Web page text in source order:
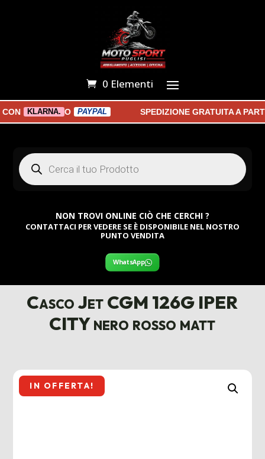
0 Elementi
KLARNA. O PAYPAL SPEDIZIONE GRATUITA A
Products
search
NON TROVI ONLINE CIÒ CHE CERCHI ?
CONTATTACI PER VEDERE SE È DISPONIBILE NEL NOSTRO
PUNTO VENDITA
WhatsApp
Casco Jet CGM 126G IPER
CITY nero rosso matt
IN OFFERTA!